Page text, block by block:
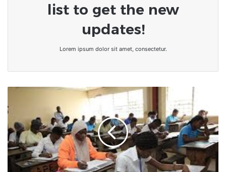
list to get the new
updates!
Lorem ipsum dolor sit amet, consectetur.
427
Candidats
débutent
les
épreuves
écrites